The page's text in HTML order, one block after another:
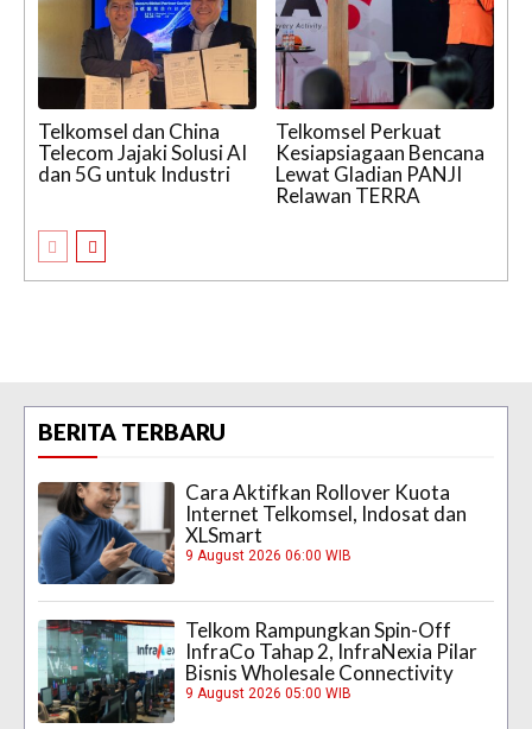
Telkomsel dan China
Telecom Jajaki Solusi AI
dan 5G untuk Industri
Telkomsel Perkuat
Kesiapsiagaan Bencana
Lewat Gladian PANJI
Relawan TERRA
BERITA TERBARU
Cara Aktifkan Rollover Kuota
Internet Telkomsel, Indosat dan
XLSmart
9 August 2026 06:00 WIB
Telkom Rampungkan Spin-Off
InfraCo Tahap 2, InfraNexia Pilar
Bisnis Wholesale Connectivity
9 August 2026 05:00 WIB